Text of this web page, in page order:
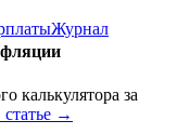
Журнал
калькулятора за
статье →